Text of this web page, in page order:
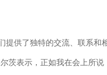
提供了独特的交流、联系和
茨表示，正如我在会上所